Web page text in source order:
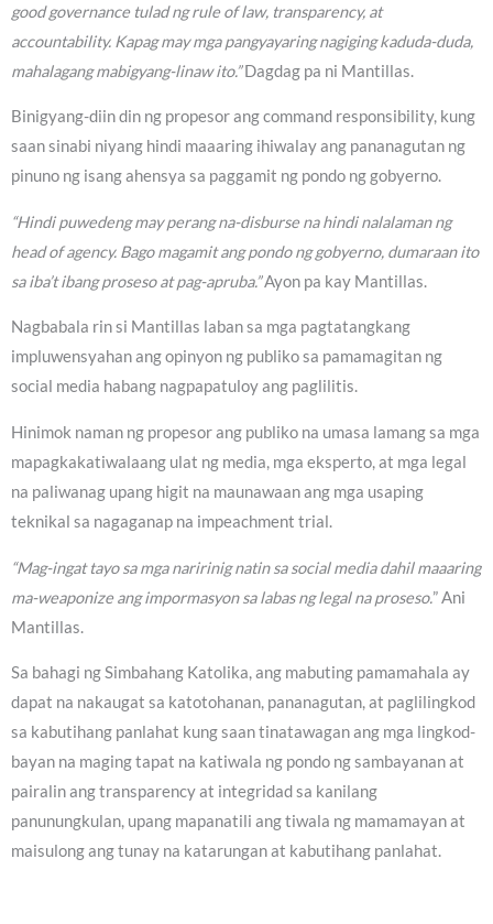
good governance tulad ng rule of law, transparency, at
accountability. Kapag may mga pangyayaring nagiging kaduda-duda,
mahalagang mabigyang-linaw ito.”Dagdag pa ni Mantillas.
Binigyang-diin din ng propesor ang command responsibility, kung
saan sinabi niyang hindi maaaring ihiwalay ang pananagutan ng
pinuno ng isang ahensya sa paggamit ng pondo ng gobyerno.
“Hindi puwedeng may perang na-disburse na hindi nalalaman ng
head of agency. Bago magamit ang pondo ng gobyerno, dumaraan ito
sa iba’t ibang proseso at pag-apruba.”Ayon pa kay Mantillas.
Nagbabala rin si Mantillas laban sa mga pagtatangkang
impluwensyahan ang opinyon ng publiko sa pamamagitan ng
social media habang nagpapatuloy ang paglilitis.
Hinimok naman ng propesor ang publiko na umasa lamang sa mga
mapagkakatiwalaang ulat ng media, mga eksperto, at mga legal
na paliwanag upang higit na maunawaan ang mga usaping
teknikal sa nagaganap na impeachment trial.
“Mag-ingat tayo sa mga naririnig natin sa social media dahil maaaring
ma-weaponize ang impormasyon sa labas ng legal na proseso.” Ani
Mantillas.
Sa bahagi ng Simbahang Katolika, ang mabuting pamamahala ay
dapat na nakaugat sa katotohanan, pananagutan, at paglilingkod
sa kabutihang panlahat kung saan tinatawagan ang mga lingkod-
bayan na maging tapat na katiwala ng pondo ng sambayanan at
pairalin ang transparency at integridad sa kanilang
panunungkulan, upang mapanatili ang tiwala ng mamamayan at
maisulong ang tunay na katarungan at kabutihang panlahat.